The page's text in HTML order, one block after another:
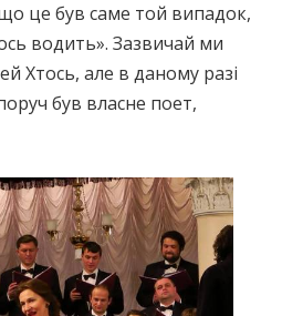
це був саме той випадок,
водить». Зазвичай ми
Хтось, але в даному разі
був власне поет,